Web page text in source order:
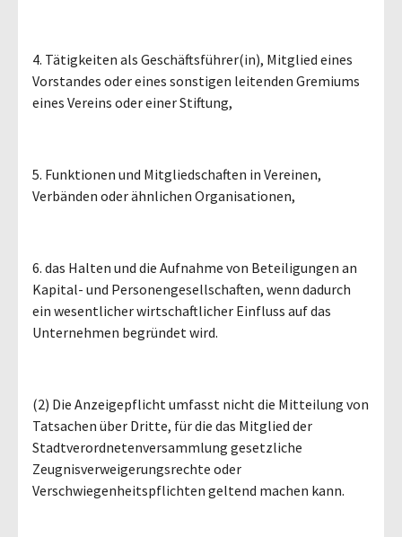
4. Tätigkeiten als Geschäftsführer(in), Mitglied eines
Vorstandes oder eines sonstigen leitenden Gremiums
eines Vereins oder einer Stiftung,
5. Funktionen und Mitgliedschaften in Vereinen,
Verbänden oder ähnlichen Organisationen,
6. das Halten und die Aufnahme von Beteiligungen an
Kapital- und Personengesellschaften, wenn dadurch
ein wesentlicher wirtschaftlicher Einfluss auf das
Unternehmen begründet wird.
(2) Die Anzeigepflicht umfasst nicht die Mitteilung von
Tatsachen über Dritte, für die das Mitglied der
Stadtverordnetenversammlung gesetzliche
Zeugnisverweigerungsrechte oder
Verschwiegenheitspflichten geltend machen kann.